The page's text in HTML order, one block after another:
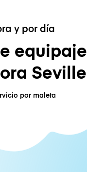
y por día
equipaje
Seville
por maleta